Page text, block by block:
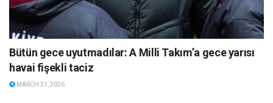
Bütün gece uyutmadılar: A Milli Takım’a gece yarısı
havai fişekli taciz
MARCH 31, 2026